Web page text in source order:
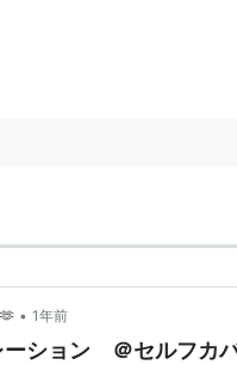
• 1年前
ーション ＠セルフカ